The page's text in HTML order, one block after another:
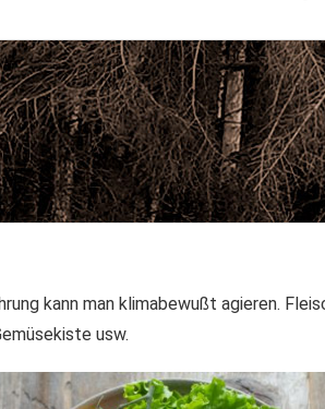
kann man klimabewußt agieren.
usw.